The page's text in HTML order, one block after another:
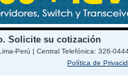
Solicite su cotización
Perú | Central Telefónica: 326-
Política de